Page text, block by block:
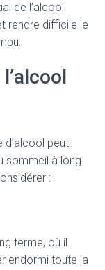
de l’alcool
rendre difficile le
peut
sommeil à long
:
terme, où il
endormi toute la